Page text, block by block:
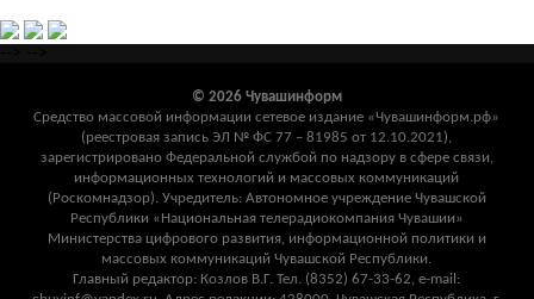
© 2026 Чувашинформ
Средство массовой информации сетевое издание «Чувашинформ.рф»
(реестровая запись ЭЛ № ФС 77 – 81985 от 12.10.2021),
зарегистрировано Федеральной службой по надзору в сфере связи,
информационных технологий и массовых коммуникаций
(Роскомнадзор). Учредитель: Автономное учреждение Чувашской
Республики «Национальная телерадиокомпания Чувашии»
Министерства цифрового развития, информационной политики и
массовых коммуникаций Чувашской Республики.
Главный редактор: Козлов В.Г. Тел. (8352) 67-33-62, e-mail: